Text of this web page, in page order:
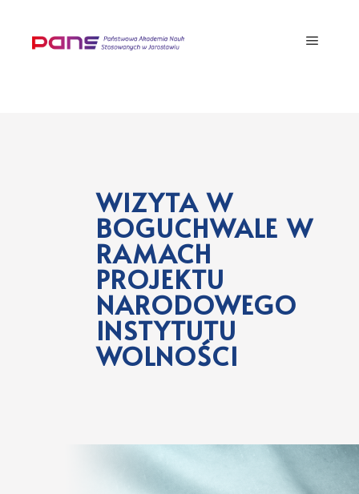
WIZYTA W
BOGUCHWALE W
RAMACH
PROJEKTU
NARODOWEGO
INSTYTUTU
WOLNOŚCI